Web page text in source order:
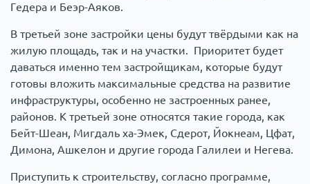
Гедера и Беэр-Аяков.
В третьей зоне застройки цены будут твёрдыми как на
жилую площадь, так и на участки. Приоритет будет
даваться именно тем застройщикам, которые будут
готовы вложить максимальные средства на развитие
инфраструктуры, особенно не застроенных ранее,
районов. К третьей зоне относятся такие города, как
Бейт-Шеан, Мигдаль ха-Эмек, Сдерот, Йокнеам, Цфат,
Димона, Ашкелон и другие города Галилеи и Негева.
Приступить к строительству, согласно программе,